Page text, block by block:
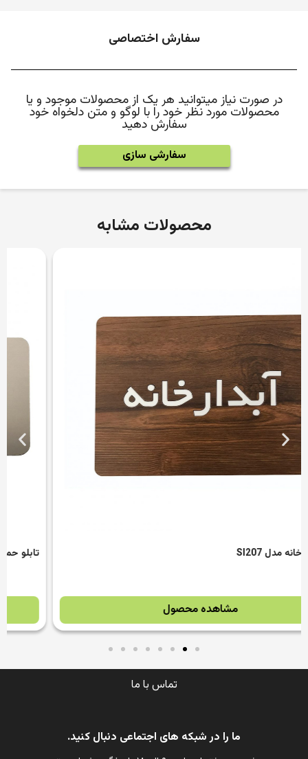
سفارش اختصاصی
در صورت نیاز میتوانید هر یک از محصولات موجود و یا
محصولات مورد نظر خود را با لوگو و متن دلخواه خود
سفارش دهید
سفارشی سازی
محصولات مشابه
تابلو حمل بار با آسانسور ممنوع مدل SI203
مشاهده محصول
تماس با ما
ما را در شبکه های اجتماعی دنبال کنید.